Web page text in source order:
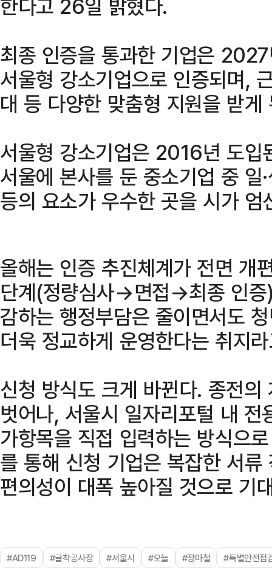
한다고 26일 밝혔다.
최종 인증을 통과한 기업은
서울형 강소기업으로 인증되며,
대 등 다양한 맞춤형 지원을 받게
서울형 강소기업은 2016년 도입
서울에 본사를 둔 중소기업 중 일
등의 요소가 우수한 곳을 시가 엄
올해는 인증 추진체계가 전면 개
단계(정량심사→면접→최종 인증
감하는 행정부담은 줄이면서도
더욱 정교하게 운영한다는 취지
신청 방식도 크게 바뀐다. 종전
벗어나, 서울시 일자리포털 내
가항목을 직접 입력하는 방식으
를 통해 신청 기업은 복잡한 서
편의성이 대폭 높아질 것으로 기
#AD119 #굴착공사장 #서울시 #오늘 #장마철 #특별안전점